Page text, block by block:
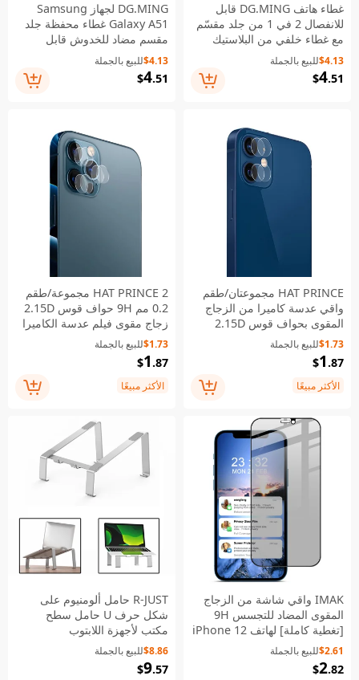
غطاء هاتف DG.MING قابل
للانفصال 2 في 1 من جلد مقسّم
مع غطاء خلفي من البلاستيك
8 Pro - أسود
$4.13للبيع بالجملة
$4.51
DG.MING لجهاز Samsung
Galaxy A51 غطاء محفظة جلد
مقسم مضاد للخدوش قابل
من البلاستيك المطلي بالجلد -
أسود
$4.13للبيع بالجملة
$4.51
HAT PRINCE مجموعتان/طقم
واقي عدسة كاميرا من الزجاج
المقوى بحواف قوس 2.15D
12 / 12 mini
$1.73للبيع بالجملة
$1 .87
الأكثر مبيعًا
HAT PRINCE 2 مجموعة/طقم
0.2 مم 9H حواف قوس 2.15D
زجاج مقوى فيلم عدسة الكاميرا
الخلفية 3 قطع/مجموعة لهاتف
iPhone 12 Pro
$1.73للبيع بالجملة
$1 .87
الأكثر مبيعًا
IMAK واقي شاشة من الزجاج
المقوى المضاد للتجسس 9H
[تغطية كاملة] لهاتف iPhone 12
Pro Max
$2.61للبيع بالجملة
$2.82
R-JUST حامل ألومنيوم على
شكل حرف U حامل سطح
مكتب لأجهزة اللابتوب
$8.86للبيع بالجملة
$9.57